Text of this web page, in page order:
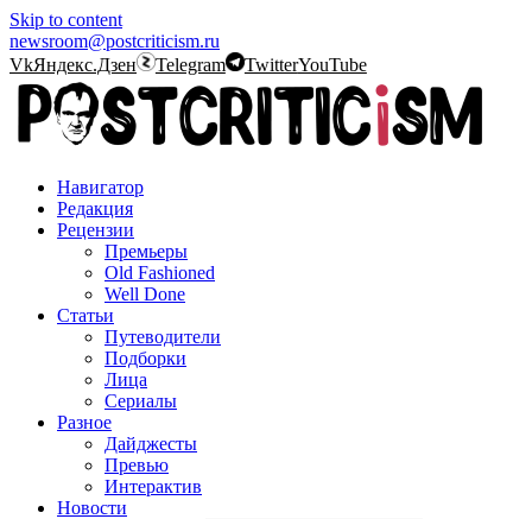
Skip to content
newsroom@postcriticism.ru
VkЯндекс.Дзен Telegram TwitterYouTube
Навигатор
Редакция
Рецензии
Премьеры
Old Fashioned
Well Done
Статьи
Путеводители
Подборки
Лица
Сериалы
Разное
Дайджесты
Превью
Интерактив
Новости